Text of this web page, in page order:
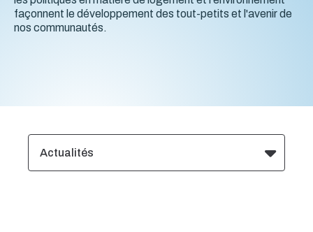
Publications
façonnent le développement des tout-petits et l'avenir de
nos communautés.
Actualités